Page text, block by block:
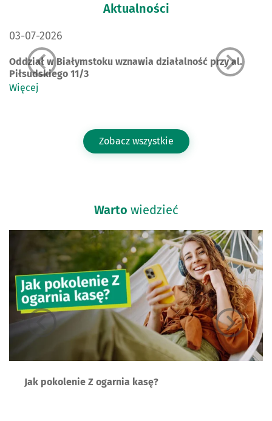
Aktualności
DATA PUBLIKACJI:
03-07-2026
Oddział w Białymstoku wznawia działalność przy al.
Piłsudskiego 11/3
Więcej
Zobacz wszystkie
Warto wiedzieć
Jak pokolenie Z ogarnia kasę?